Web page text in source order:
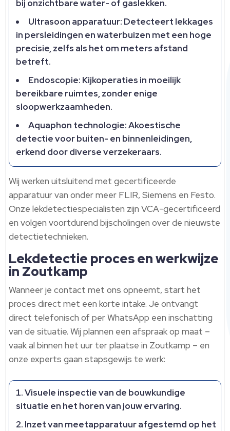
bij onzichtbare water- of gaslekken.
Ultrasoon apparatuur: Detecteert lekkages
in persleidingen en waterbuizen met een hoge
precisie, zelfs als het om meters afstand
betreft.
Endoscopie: Kijkoperaties in moeilijk
bereikbare ruimtes, zonder enige
sloopwerkzaamheden.
Aquaphon technologie: Akoestische
detectie voor buiten- en binnenleidingen,
erkend door diverse verzekeraars.
Wij werken uitsluitend met gecertificeerde
apparatuur van onder meer FLIR, Siemens en Festo.
Onze lekdetectiespecialisten zijn VCA-gecertificeerd
en volgen voortdurend bijscholingen over de nieuwste
detectietechnieken.
Lekdetectie proces en werkwijze
in Zoutkamp
Wanneer je contact met ons opneemt, start het
proces direct met een korte intake. Je ontvangt
direct telefonisch of per WhatsApp een inschatting
van de situatie. Wij plannen een afspraak op maat –
vaak al binnen het uur ter plaatse in Zoutkamp – en
onze experts gaan stapsgewijs te werk:
Visuele inspectie van de bouwkundige
situatie en het horen van jouw ervaring.
Inzet van meetapparatuur afgestemd op het